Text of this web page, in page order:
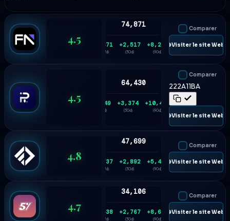
4.5
74,871
+671
(7d)
+2,517
(30d)
+8,228
(90d)
Comparer
🌐 Visiter le site Web
4.5
64,430
+749
(7d)
+3,374
(30d)
+10,445
(90d)
Comparer
222A11BA
🌐 Visiter le site Web
4.8
47,699
+737
(7d)
+2,892
(30d)
+5,459
(90d)
Comparer
🌐 Visiter le site Web
4.7
34,106
+538
(7d)
+2,767
(30d)
+8,668
(90d)
Comparer
🌐 Visiter le site Web